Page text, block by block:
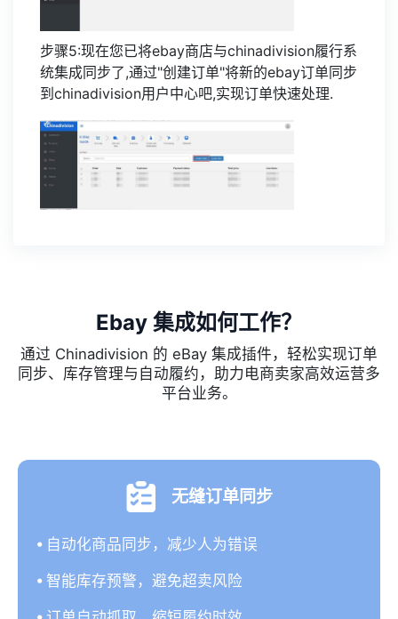
步骤5:现在您已将ebay商店与chinadivision履行系
统集成同步了,通过"创建订单"将新的ebay订单同步
到chinadivision用户中心吧,实现订单快速处理.
Ebay 集成如何工作？
通过 Chinadivision 的 eBay 集成插件，轻松实现订单
同步、库存管理与自动履约，助力电商卖家高效运营多
平台业务。
无缝订单同步
自动化商品同步，减少人为错误
智能库存预警，避免超卖风险